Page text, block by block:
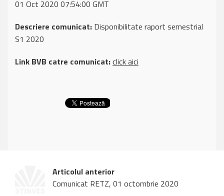
01 Oct 2020 07:54:00 GMT
Descriere comunicat: Disponibilitate raport semestrial
S1 2020
Link BVB catre comunicat:click aici
Articolul anterior
Comunicat RETZ, 01 octombrie 2020